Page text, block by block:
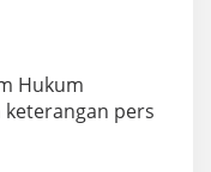
Hukum
pers